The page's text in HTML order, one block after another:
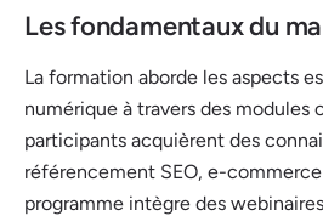
Les fondamentaux du
La formation aborde les aspects
numérique à travers des modules
participants acquièrent des
référencement SEO, e-
programme intègre des